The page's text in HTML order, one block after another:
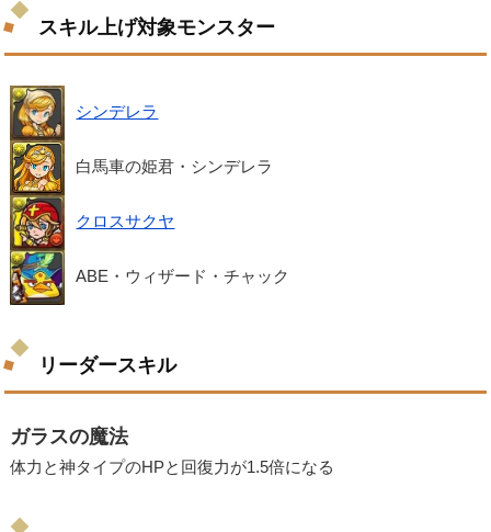
スキル上げ対象モンスター
シンデレラ
白馬車の姫君・シンデレラ
クロスサクヤ
ABE・ウィザード・チャック
リーダースキル
ガラスの魔法
体力と神タイプのHPと回復力が1.5倍になる